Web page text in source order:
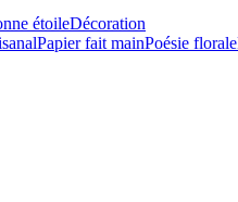
étoileDécoration
Papier fait mainPoésie florale